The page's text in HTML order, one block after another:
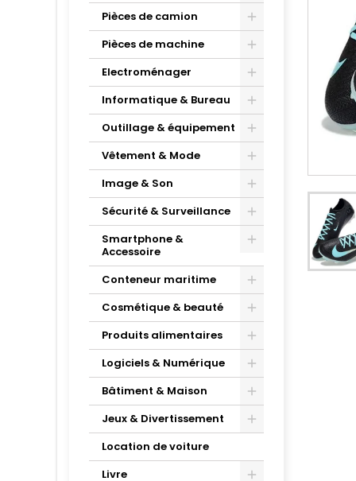
Pièces de camion
Pièces de machine
Electroménager
Informatique & Bureau
Outillage & équipement
Vêtement & Mode
Image & Son
Sécurité & Surveillance
Smartphone &
Accessoire
Conteneur maritime
Cosmétique & beauté
Produits alimentaires
Logiciels & Numérique
Bâtiment & Maison
Jeux & Divertissement
Location de voiture
Livre